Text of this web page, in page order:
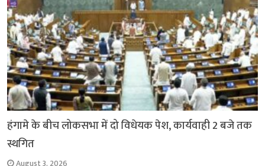
हंगामे के बीच लोकसभा में दो विधेयक पेश, कार्यवाही 2 बजे तक
स्थगित